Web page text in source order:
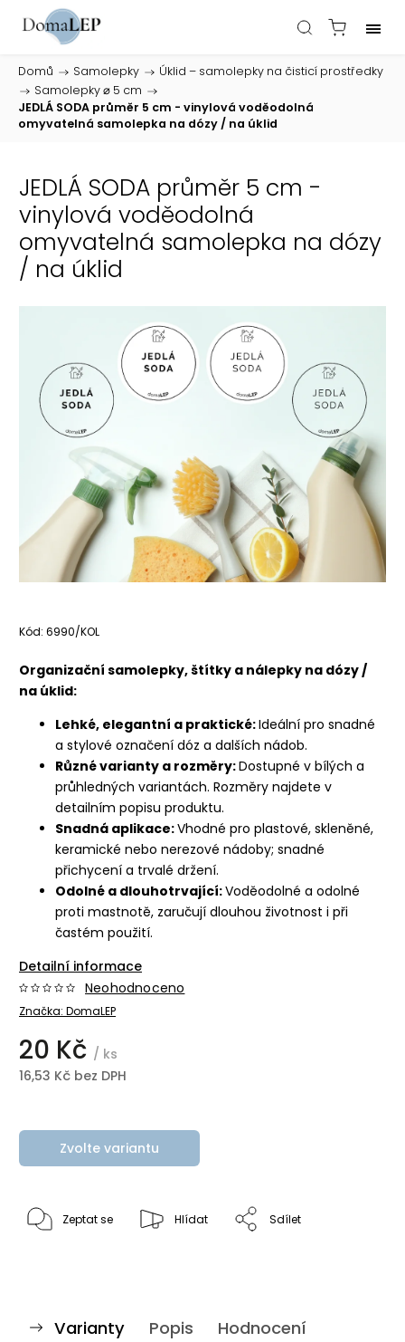
Domů / Samolepky /
Úklid – samolepky na čisticí prostředky
/
Samolepky ⌀ 5 cm /
JEDLÁ SODA průměr 5 cm - vinylová voděodolná
omyvatelná samolepka na dózy / na úklid
JEDLÁ SODA průměr 5 cm -
vinylová voděodolná
omyvatelná samolepka na dózy
/ na úklid
Kód: 6990/KOL
Organizační samolepky, štítky a nálepky na dózy /
na úklid:
Lehké, elegantní a praktické:Ideální pro snadné
a stylové označení dóz a dalších nádob.
Různé varianty a rozměry:Dostupné v bílých a
průhledných variantách. Rozměry najdete v
detailním popisu produktu.
Snadná aplikace:Vhodné pro plastové, skleněné,
keramické nebo nerezové nádoby; snadné
přichycení a trvalé držení.
Odolné a dlouhotrvající:Voděodolné a odolné
proti mastnotě, zaručují dlouhou životnost i při
častém použití.
Detailní informace
Značka: DomaLEP
Neohodnoceno
20 Kč / ks
16,53 Kč bez DPH
Zvolte variantu
Zeptat se Hlídat Sdílet
Varianty Popis Hodnocení